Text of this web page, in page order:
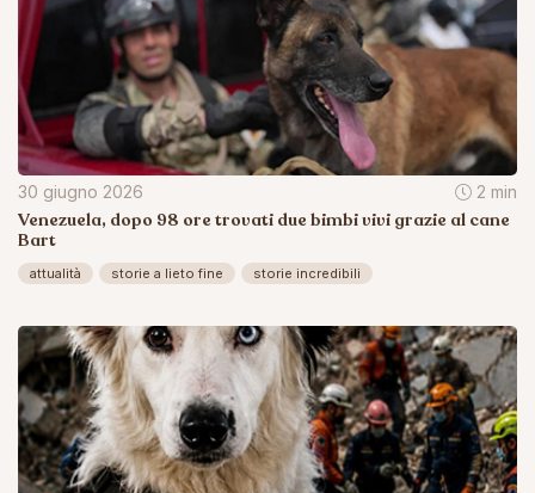
30 giugno 2026 2 min
Venezuela, dopo 98 ore trovati due bimbi vivi grazie al cane
Bart
attualità storie a lieto fine storie incredibili